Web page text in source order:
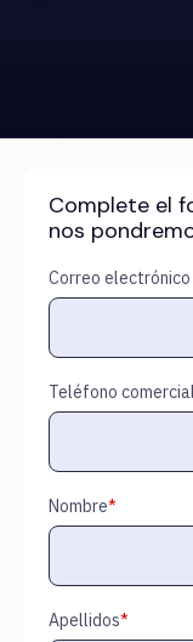
Complete el
nos
Correo
Teléfono comercial
Nombre*
Apellidos*